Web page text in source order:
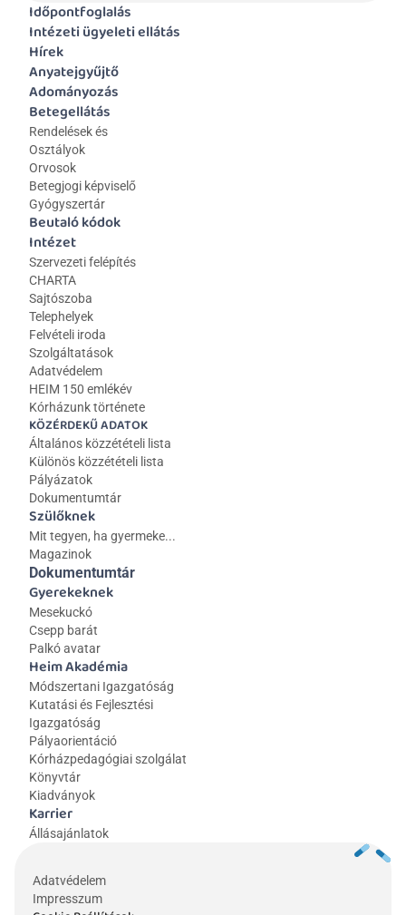
Időpontfoglalás
Intézeti ügyeleti ellátás
Hírek
Anyatejgyűjtő
Adományozás
Betegellátás
Rendelések és
Osztályok
Orvosok
Betegjogi képviselő
Gyógyszertár
Beutaló kódok
Intézet
Szervezeti felépítés
CHARTA
Sajtószoba
Telephelyek
Felvételi iroda
Szolgáltatások
Adatvédelem
HEIM 150 emlékév
Kórházunk története
KÖZÉRDEKŰ ADATOK
Általános közzétételi lista
Különös közzétételi lista
Pályázatok
Dokumentumtár
Szülőknek
Mit tegyen, ha gyermeke...
Magazinok
Gyerekeknek
Mesekuckó
Csepp barát
Palkó avatar
Heim Akadémia
Módszertani Igazgatóság
Kutatási és Fejlesztési
Igazgatóság
Pályaorientáció
Kórházpedagógiai szolgálat
Könyvtár
Kiadványok
Karrier
Állásajánlatok
Dokumentumtár
Adatvédelem
Impresszum